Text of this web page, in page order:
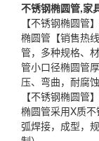
不锈钢椭圆管,家
【不锈钢椭圆管
椭圆管【销售热
管，多种规格、
管小口径椭圆管
压、弯曲，耐腐
【不锈钢椭圆管
椭圆管采用X质
弧焊接，成型，